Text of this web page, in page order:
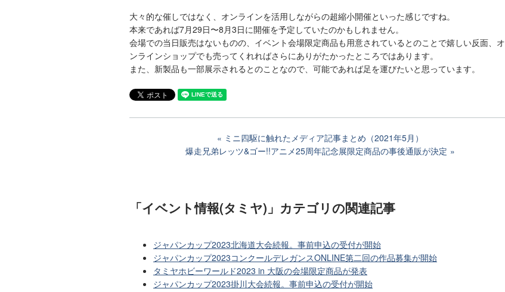
大々的な催しではなく、オンラインを活用しながらの超縮小開催といった感じですね。
本来であれば7月29日〜8月3日に開催を予定していたのかもしれません。
会場での当日販売はないものの、イベント会場限定商品も用意されているとのことで嬉しい反面、オ
ンラインショップでも売ってくれればさらにありがたかったところではあります。
また、新製品も一部展示されるとのことなので、可能であれば足を運びたいと思っています。
ミニ四駆に触れたメディア記事まとめ（2021年5月）
爆走兄弟レッツ&ゴー!!アニメ25周年記念展限定商品の事後通販が決定
「イベント情報(タミヤ)」カテゴリの関連記事
ジャパンカップ2023北海道大会続報。事前申込の受付が開始
ジャパンカップ2023コンクールデレガンスONLINE第二回の作品募集が開始
タミヤホビーワールド2023 in 大阪の会場限定商品が発表
ジャパンカップ2023掛川大会続報。事前申込の受付が開始